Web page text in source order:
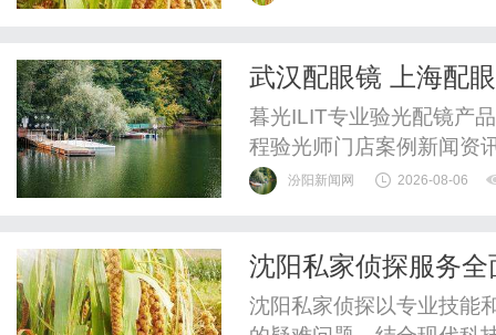
武汉配眼镜 上海配
暮光ILIT专业验光配镜产
程验光师门店案例新闻资
惠，兼顾高专业度与高性
汾阳新闻网 2026-08-06
沈阳私家侦探服务
助力
沈阳私家侦探以专业技能